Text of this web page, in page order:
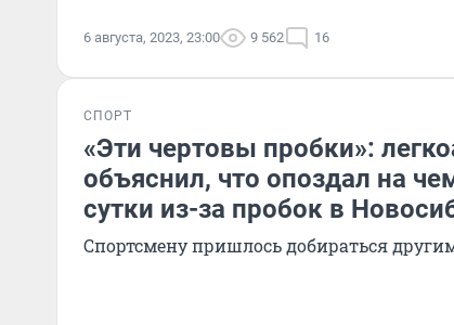
6 августа, 2023, 23:00 9 562 16
СПОРТ
«Эти чертовы пробки»:
объяснил, что опоздал на
сутки из-за пробок в
Спортсмену пришлось добираться